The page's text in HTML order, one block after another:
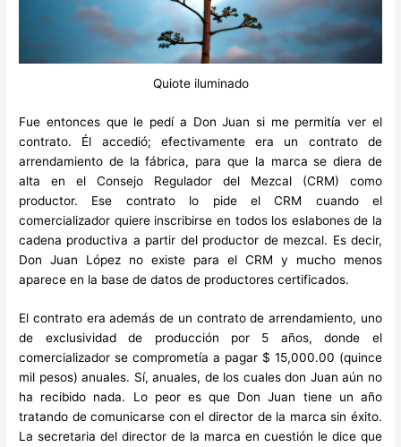
Quiote iluminado
Fue entonces que le pedí a Don Juan si me permitía ver el
contrato. Él accedió; efectivamente era un contrato de
arrendamiento de la fábrica, para que la marca se diera de
alta en el Consejo Regulador del Mezcal (CRM) como
productor. Ese contrato lo pide el CRM cuando el
comercializador quiere inscribirse en todos los eslabones de la
cadena productiva a partir del productor de mezcal. Es decir,
Don Juan López no existe para el CRM y mucho menos
aparece en la base de datos de productores certificados.
El contrato era además de un contrato de arrendamiento, uno
de exclusividad de producción por 5 años, donde el
comercializador se comprometía a pagar $ 15,000.00 (quince
mil pesos) anuales. Sí, anuales, de los cuales don Juan aún no
ha recibido nada. Lo peor es que Don Juan tiene un año
tratando de comunicarse con el director de la marca sin éxito.
La secretaria del director de la marca en cuestión le dice que